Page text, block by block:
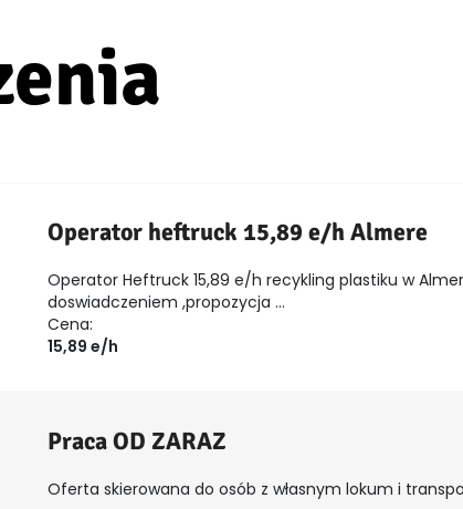
Operator heftruck 15,89 e/h Almere
Operator Heftruck 15,89 e/h recykling plastiku w
doswiadczeniem ,propozycja ...
Cena:
15,89 e/h
Praca OD ZARAZ
Oferta skierowana do osób z własnym lokum i